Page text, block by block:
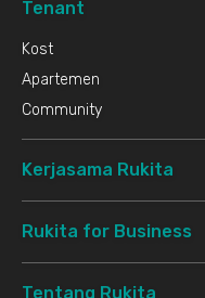
Tenant
Kost
Apartemen
Community
Kerjasama Rukita
Rukita for Business
Tentang Rukita